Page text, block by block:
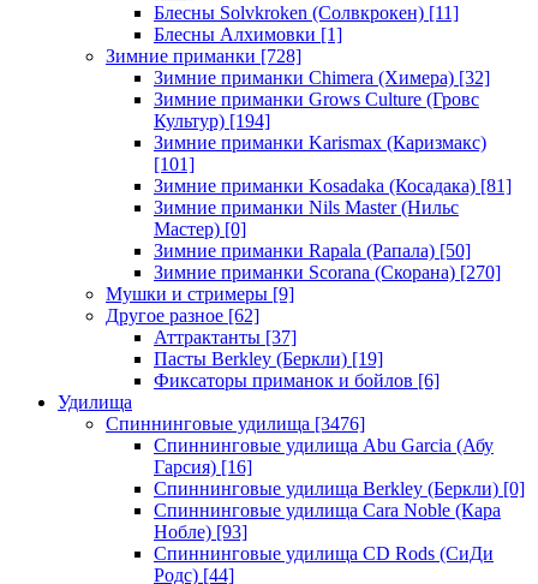
Блесны Solvkroken (Солвкрокен) [11]
Блесны Алхимовки [1]
Зимние приманки [728]
Зимние приманки Chimera (Химера) [32]
Зимние приманки Grows Culture (Гровс
Культур) [194]
Зимние приманки Karismax (Каризмакс)
[101]
Зимние приманки Kosadaka (Косадака) [81]
Зимние приманки Nils Master (Нильс
Мастер) [0]
Зимние приманки Rapala (Рапала) [50]
Зимние приманки Scorana (Скорана) [270]
Мушки и стримеры [9]
Другое разное [62]
Аттрактанты [37]
Пасты Berkley (Беркли) [19]
Фиксаторы приманок и бойлов [6]
Удилища
Спиннинговые удилища [3476]
Спиннинговые удилища Abu Garcia (Абу
Гарсия) [16]
Спиннинговые удилища Berkley (Беркли) [0]
Спиннинговые удилища Cara Noble (Кара
Нобле) [93]
Спиннинговые удилища CD Rods (СиДи
Родс) [44]